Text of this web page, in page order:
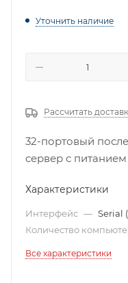
Уточнить наличие
Рассчитать
32-портовый
сервер с
Характеристики
Интерфейс — Serial
Количество
Все характеристики